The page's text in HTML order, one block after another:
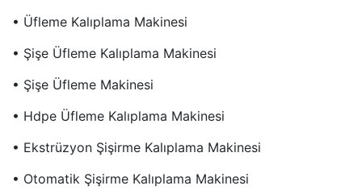
• Üfleme Kalıplama Makinesi
• Şişe Üfleme Kalıplama Makinesi
• Şişe Üfleme Makinesi
• Hdpe Üfleme Kalıplama Makinesi
• Ekstrüzyon Şişirme Kalıplama Makinesi
• Otomatik Şişirme Kalıplama Makinesi